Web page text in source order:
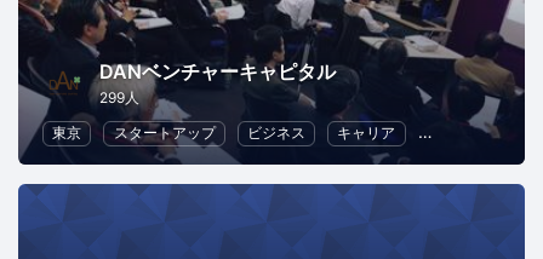
DANベンチャーキャピタル
299人
東京
スタートアップ ビジネス キャリア クラウド